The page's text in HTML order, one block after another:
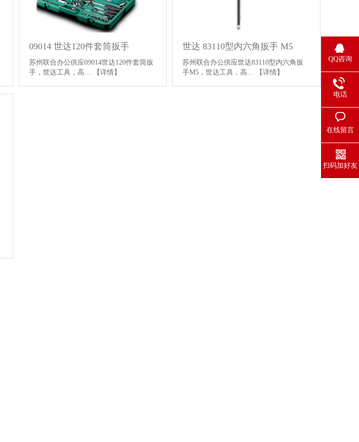
09014 世达120件套筒扳手
苏州联合办公供应09014世达120件套筒扳
手，世达工具，高…
【详情】
世达 83110型内六角扳手 M5
苏州联合办公供应世达83110型内六角扳
手M5，世达工具，高…
【详情】
QQ咨询
电话
在线留言
扫码加好友